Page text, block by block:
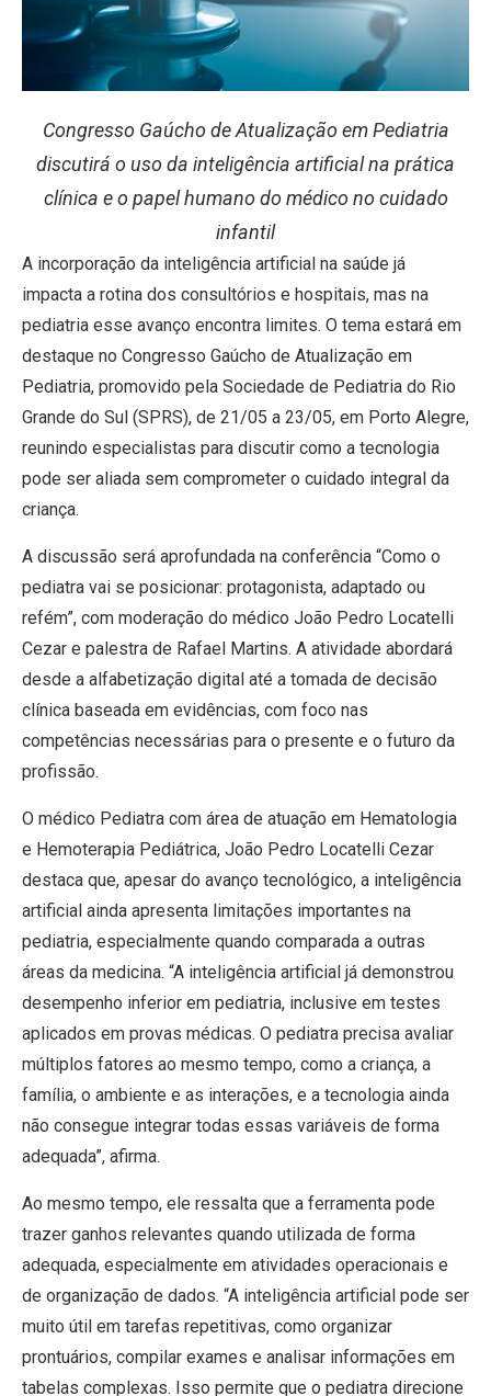
Congresso Gaúcho de Atualização em Pediatria
discutirá o uso da inteligência artificial na prática
clínica e o papel humano do médico no cuidado
infantil
A incorporação da inteligência artificial na saúde já
impacta a rotina dos consultórios e hospitais, mas na
pediatria esse avanço encontra limites. O tema estará em
destaque no Congresso Gaúcho de Atualização em
Pediatria, promovido pela Sociedade de Pediatria do Rio
Grande do Sul (SPRS), de 21/05 a 23/05, em Porto Alegre,
reunindo especialistas para discutir como a tecnologia
pode ser aliada sem comprometer o cuidado integral da
criança.
A discussão será aprofundada na conferência “Como o
pediatra vai se posicionar: protagonista, adaptado ou
refém”, com moderação do médico João Pedro Locatelli
Cezar e palestra de Rafael Martins. A atividade abordará
desde a alfabetização digital até a tomada de decisão
clínica baseada em evidências, com foco nas
competências necessárias para o presente e o futuro da
profissão.
O médico Pediatra com área de atuação em Hematologia
e Hemoterapia Pediátrica, João Pedro Locatelli Cezar
destaca que, apesar do avanço tecnológico, a inteligência
artificial ainda apresenta limitações importantes na
pediatria, especialmente quando comparada a outras
áreas da medicina. “A inteligência artificial já demonstrou
desempenho inferior em pediatria, inclusive em testes
aplicados em provas médicas. O pediatra precisa avaliar
múltiplos fatores ao mesmo tempo, como a criança, a
família, o ambiente e as interações, e a tecnologia ainda
não consegue integrar todas essas variáveis de forma
adequada”, afirma.
Ao mesmo tempo, ele ressalta que a ferramenta pode
trazer ganhos relevantes quando utilizada de forma
adequada, especialmente em atividades operacionais e
de organização de dados. “A inteligência artificial pode ser
muito útil em tarefas repetitivas, como organizar
prontuários, compilar exames e analisar informações em
tabelas complexas. Isso permite que o pediatra direcione